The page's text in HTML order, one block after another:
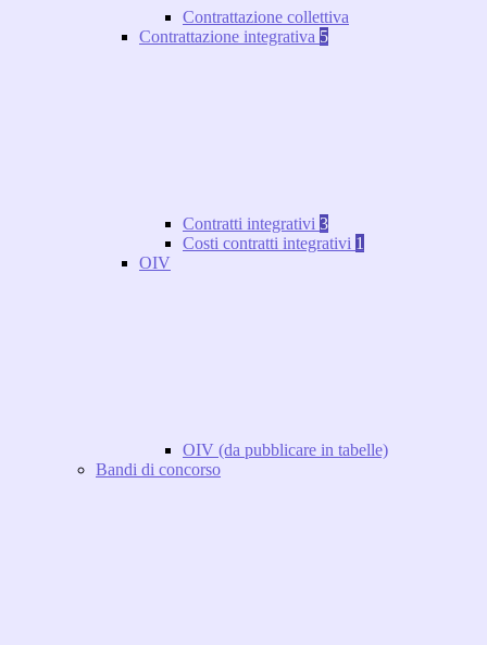
Contrattazione collettiva
Contrattazione integrativa 5
Contratti integrativi 3
Costi contratti integrativi 1
OIV
OIV (da pubblicare in tabelle)
Bandi di concorso